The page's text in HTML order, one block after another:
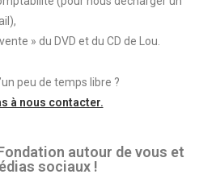
» du DVD et du CD de Lou.
peu de temps libre ?
à nous contacter.
autour de vous et
sociaux !